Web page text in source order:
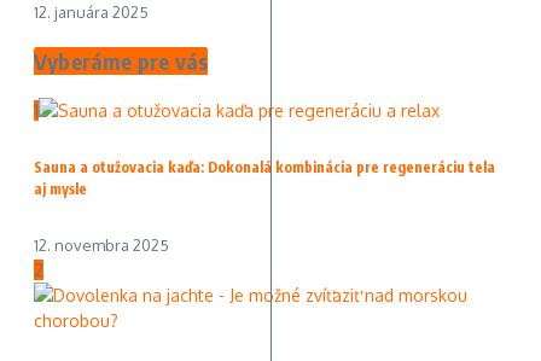
12. januára 2025
Vyberáme pre vás
1
Sauna a otužovacia kaďa: Dokonalá kombinácia pre regeneráciu tela
aj mysle
12. novembra 2025
2